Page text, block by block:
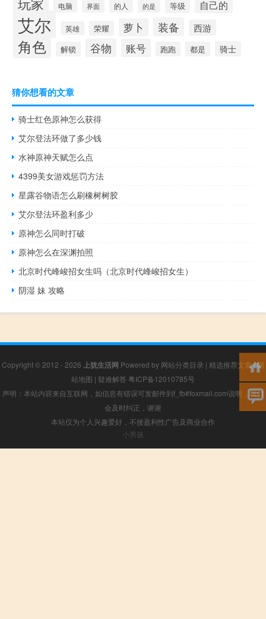
电脑 界面 的人 的是 等级 自己的
艾尔 英雄 荣耀 萝卜 装备 西游
角色 解锁 谷物 账号 跑跑 都是 骑士
猜你想看的文章
骑士红色原神怎么获得
艾尔登法环做了多少钱
水神原神天赋怎么点
4399美女游戏惩罚方法
星露谷物语怎么刷橡树树胶
艾尔登法环盈利多少
原神怎么同时打破
原神怎么在深渊拍照
北京时代峰峻招女生吗（北京时代峰峻招女生）
阴湿 妹 攻略
Copyright © 2012 - 2026 上犹生活网 Powered by 网站分类目录 | 精选推荐文章|网
站地图 | 疑难解答 粤ICP备12010785号
声明：本站内容来自互联网，如信息有错误可发邮件到f_fb#foxmail.com说明，我们
会及时纠正，谢谢
本站仅为个人兴趣爱好，不接盈利性广告及商业合作
小男孩